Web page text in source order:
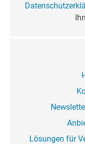
Lösungen für